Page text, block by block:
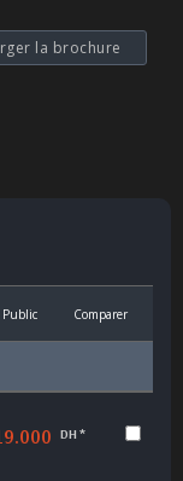
la brochure
Public Comparer
DH *